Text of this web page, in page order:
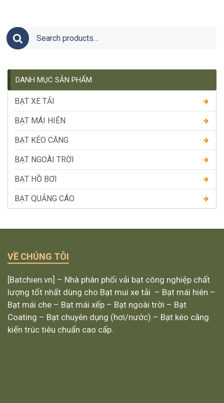
Search for:
DANH MỤC SẢN PHẨM
BẠT XE TẢI
BẠT MÁI HIÊN
BẠT KÉO CĂNG
BẠT NGOÀI TRỜI
BẠT HỒ BƠI
BẠT QUẢNG CÁO
VỀ CHÚNG TÔI
[Batchien.vn] – Nhà phân phối vải bạt công nghiệp chất
lượng tốt nhất dùng cho Bạt mui xe tải – Bạt mái hiên –
Bạt mái che – Bạt mái xếp – Bạt ngoài trời – Bạt
Coating – Bạt chuyên dụng (hơi/nước) – Bạt kéo căng
kiến trúc tiêu chuẩn cao cấp.